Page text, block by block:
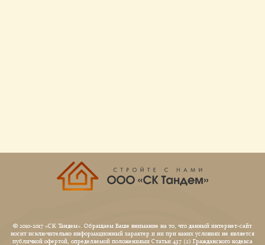
© 2010-2017 «СК Тандем». Обращаем Ваше внимание на то, что данный интернет-сайт
носит исключительно информационный характер и ни при каких условиях не является
публичной офертой, определяемой положениями Статьи 437 (2) Гражданского кодекса